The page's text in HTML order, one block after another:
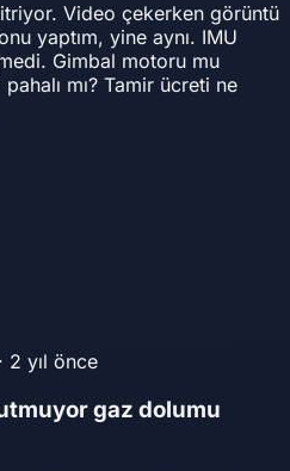
Video çekerken görüntü
yaptım, yine aynı. IMU
Gimbal motoru mu
mı? Tamir ücreti ne
· 2 yıl önce
gaz dolumu